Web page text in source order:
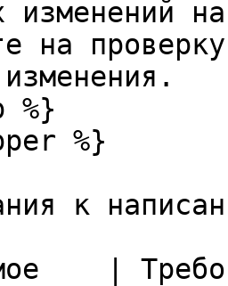
изменений
на
%}
%}
к
|